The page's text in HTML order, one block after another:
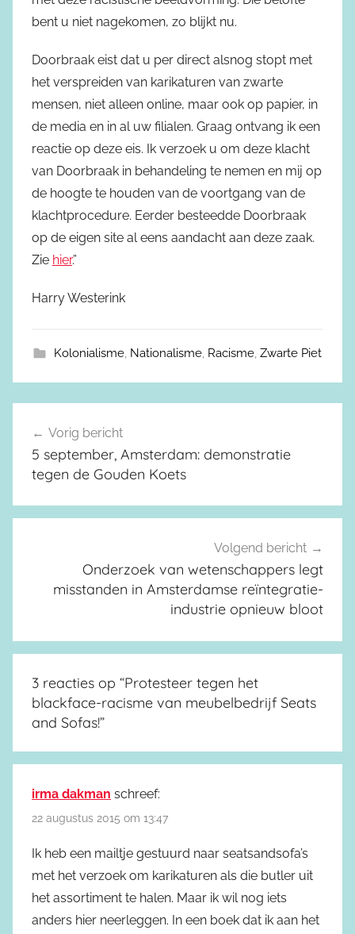
bent u niet nagekomen, zo blijkt nu.
Doorbraak eist dat u per direct alsnog stopt met
het verspreiden van karikaturen van zwarte
mensen, niet alleen online, maar ook op papier, in
de media en in al uw filialen. Graag ontvang ik een
reactie op deze eis. Ik verzoek u om deze klacht
van Doorbraak in behandeling te nemen en mij op
de hoogte te houden van de voortgang van de
klachtprocedure. Eerder besteedde Doorbraak
op de eigen site al eens aandacht aan deze zaak.
Zie hier.”
Harry Westerink
Kolonialisme, Nationalisme, Racisme, Zwarte Piet
Berichtnavigatie
Vorig bericht
5 september, Amsterdam: demonstratie
tegen de Gouden Koets
Volgend bericht
Onderzoek van wetenschappers legt
misstanden in Amsterdamse reïntegratie-
industrie opnieuw bloot
3 reacties op “Protesteer tegen het
blackface-racisme van meubelbedrijf Seats
and Sofas!”
irma dakman schreef:
22 augustus 2015 om 13:47
Ik heb een mailtje gestuurd naar seatsandsofa’s
met het verzoek om karikaturen als die butler uit
het assortiment te halen. Maar ik wil nog iets
anders hier neerleggen. In een boek dat ik aan het